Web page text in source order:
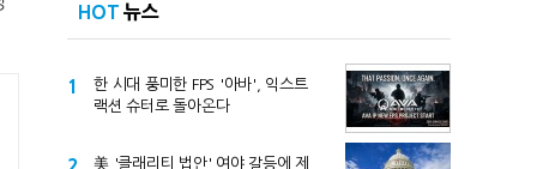
HOT 뉴스
1
한 시대 풍미한 FPS '아바', 익스트
랙션 슈터로 돌아온다
美 '클래리티 법안' 여야 갈등에 제